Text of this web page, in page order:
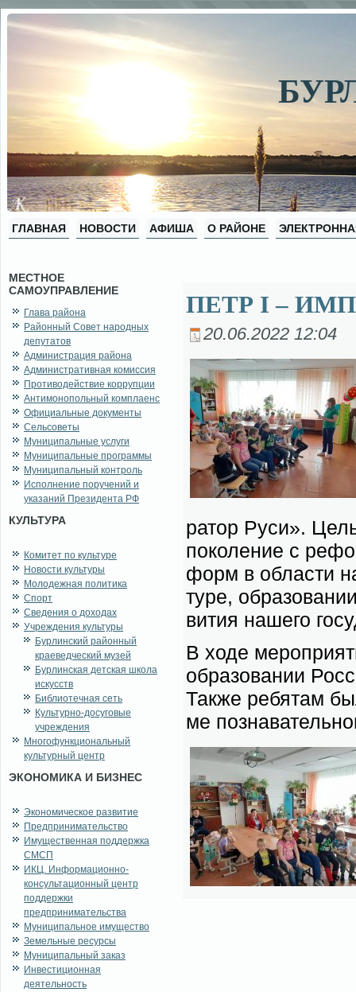
ГЛАВНАЯ НОВОСТИ АФИША О РАЙОНЕ
МЕСТНОЕ
САМОУПРАВЛЕНИЕ
Глава района
Районный Совет народных
депутатов
Администрация района
Административная комиссия
Противодействие коррупции
Антимонопольный комплаенс
Официальные документы
Сельсоветы
Муниципальные услуги
Муниципальные программы
Муниципальный контроль
Исполнение поручений и
указаний Президента РФ
КУЛЬТУРА
Комитет по культуре
Новости культуры
Молодежная политика
Спорт
Сведения о доходах
Учреждения культуры
Бурлинский районный
краеведческий музей
Бурлинская детская школа
искусств
Библиотечная сеть
Культурно-досуговые
учреждения
Многофункциональный
культурный центр
ЭКОНОМИКА И БИЗНЕС
Экономическое развитие
Предпринимательство
Имущественная поддержка
СМСП
ИКЦ. Информационно-
консультационный центр
поддержки
предпринимательства
Муниципальное имущество
Земельные ресурсы
Муниципальный заказ
Инвестиционная
деятельность
ПЕТР I –
20.06.2022 12:04
ра­тор Ру­си».
по­ко­ле­ние с
форм в об­ла­сти
ту­ре,
ви­тия на­ше­го
В хо­де
об­ра­зо­ва­нии
Так­же ре­бя­там
ме